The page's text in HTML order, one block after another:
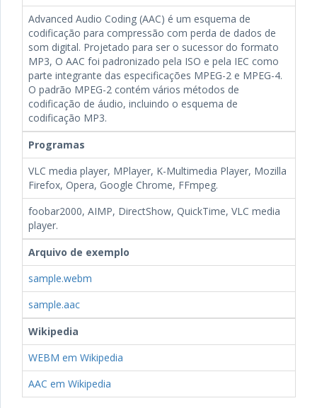
Advanced Audio Coding (AAC) é um esquema de
codificação para compressão com perda de dados de
som digital. Projetado para ser o sucessor do formato
MP3, O AAC foi padronizado pela ISO e pela IEC como
parte integrante das especificações MPEG-2 e MPEG-4.
O padrão MPEG-2 contém vários métodos de
codificação de áudio, incluindo o esquema de
codificação MP3.
Programas
VLC media player, MPlayer, K-Multimedia Player, Mozilla
Firefox, Opera, Google Chrome, FFmpeg.
foobar2000, AIMP, DirectShow, QuickTime, VLC media
player.
Arquivo de exemplo
sample.webm
sample.aac
Wikipedia
WEBM em Wikipedia
AAC em Wikipedia